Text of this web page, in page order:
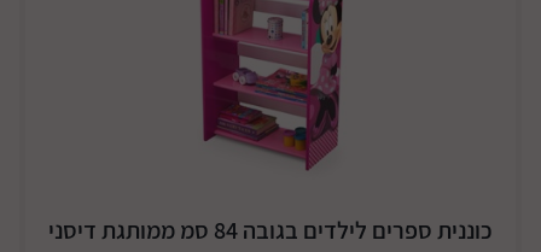
כוננית ספרים לילדים בגובה 84 סמ ממותגת דיסני